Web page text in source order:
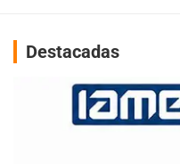
Destacadas